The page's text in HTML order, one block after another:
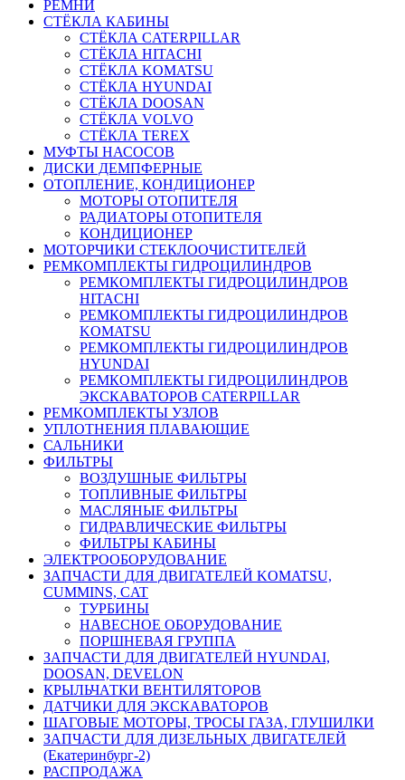
РЕМНИ
СТЁКЛА КАБИНЫ
СТЁКЛА CATERPILLAR
СТЁКЛА HITACHI
СТЁКЛА KOMATSU
СТЁКЛА HYUNDAI
СТЁКЛА DOOSAN
СТЁКЛА VOLVO
СТЁКЛА TEREX
МУФТЫ НАСОСОВ
ДИСКИ ДЕМПФЕРНЫЕ
ОТОПЛЕНИЕ, КОНДИЦИОНЕР
МОТОРЫ ОТОПИТЕЛЯ
РАДИАТОРЫ ОТОПИТЕЛЯ
КОНДИЦИОНЕР
МОТОРЧИКИ СТЕКЛООЧИСТИТЕЛЕЙ
РЕМКОМПЛЕКТЫ ГИДРОЦИЛИНДРОВ
РЕМКОМПЛЕКТЫ ГИДРОЦИЛИНДРОВ
HITACHI
РЕМКОМПЛЕКТЫ ГИДРОЦИЛИНДРОВ
KOMATSU
РЕМКОМПЛЕКТЫ ГИДРОЦИЛИНДРОВ
HYUNDAI
РЕМКОМПЛЕКТЫ ГИДРОЦИЛИНДРОВ
ЭКСКАВАТОРОВ CATERPILLAR
РЕМКОМПЛЕКТЫ УЗЛОВ
УПЛОТНЕНИЯ ПЛАВАЮЩИЕ
САЛЬНИКИ
ФИЛЬТРЫ
ВОЗДУШНЫЕ ФИЛЬТРЫ
ТОПЛИВНЫЕ ФИЛЬТРЫ
МАСЛЯНЫЕ ФИЛЬТРЫ
ГИДРАВЛИЧЕСКИЕ ФИЛЬТРЫ
ФИЛЬТРЫ КАБИНЫ
ЭЛЕКТРООБОРУДОВАНИЕ
ЗАПЧАСТИ ДЛЯ ДВИГАТЕЛЕЙ KOMATSU,
CUMMINS, CAT
ТУРБИНЫ
НАВЕСНОЕ ОБОРУДОВАНИЕ
ПОРШНЕВАЯ ГРУППА
ЗАПЧАСТИ ДЛЯ ДВИГАТЕЛЕЙ HYUNDAI,
DOOSAN, DEVELON
КРЫЛЬЧАТКИ ВЕНТИЛЯТОРОВ
ДАТЧИКИ ДЛЯ ЭКСКАВАТОРОВ
ШАГОВЫЕ МОТОРЫ, ТРОСЫ ГАЗА, ГЛУШИЛКИ
ЗАПЧАСТИ ДЛЯ ДИЗЕЛЬНЫХ ДВИГАТЕЛЕЙ
(Екатеринбург-2)
РАСПРОДАЖА